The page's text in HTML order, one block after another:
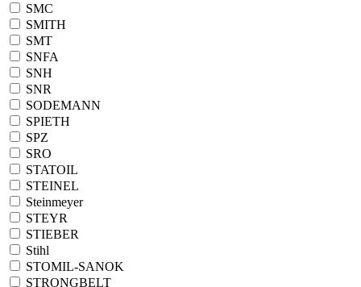
SMC
SMITH
SMT
SNFA
SNH
SNR
SODEMANN
SPIETH
SPZ
SRO
STATOIL
STEINEL
Steinmeyer
STEYR
STIEBER
Stihl
STOMIL-SANOK
STRONGBELT